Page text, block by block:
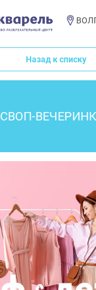
Назад к списку
СВОП-